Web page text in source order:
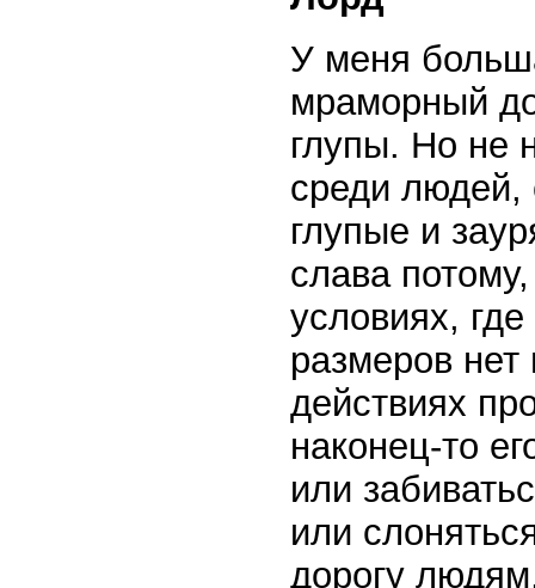
У меня
мраморный
глупы. Но не
среди людей,
глупые и
слава
условиях,
размеров нет
действиях
наконец-то
или
или
дорогу